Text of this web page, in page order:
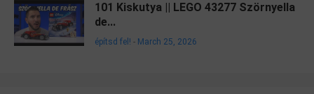
101 Kiskutya || LEGO 43277 Szörnyella
de...
építsd fel! - March 25, 2026